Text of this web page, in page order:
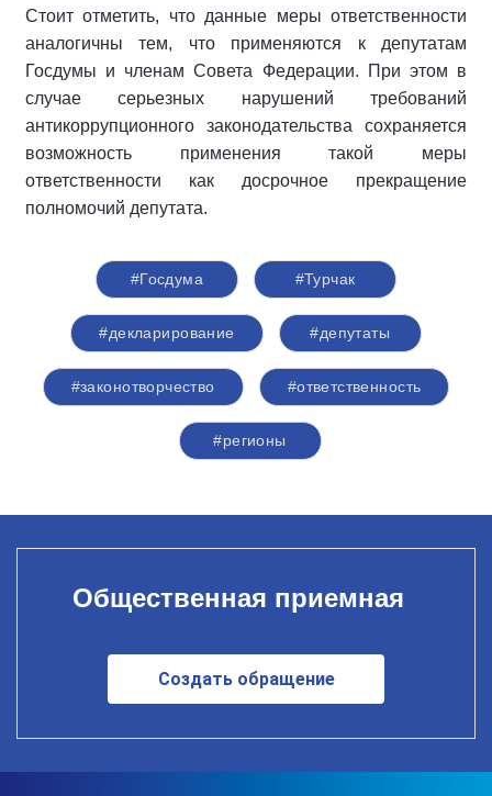
Стоит отметить, что данные меры ответственности
аналогичны тем, что применяются к депутатам
Госдумы и членам Совета Федерации. При этом в
случае серьезных нарушений требований
антикоррупционного законодательства сохраняется
возможность применения такой меры
ответственности как досрочное прекращение
полномочий депутата.
#Госдума #Турчак
#декларирование #депутаты
#законотворчество #ответственность
#регионы
Общественная приемная
Создать обращение